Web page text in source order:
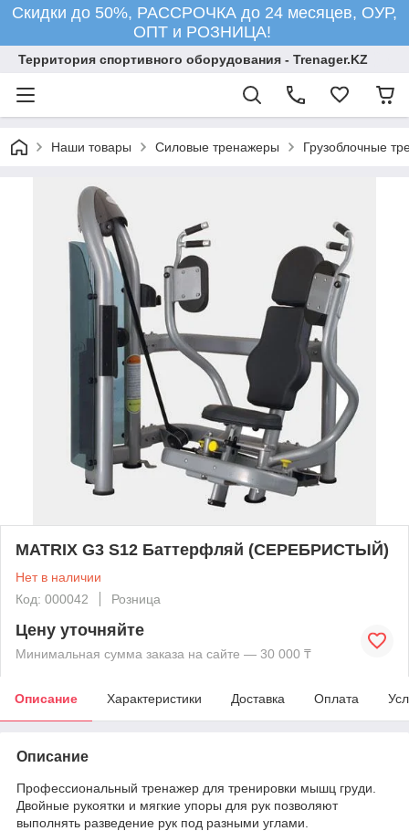
Скидки до 50%, РАССРОЧКА до 24 месяцев, ОУР,
ОПТ и РОЗНИЦА!
Территория спортивного оборудования - Trenager.KZ
Наши товары Силовые тренажеры Грузоблочные
MATRIX G3 S12 Баттерфляй (СЕРЕБРИСТЫЙ)
Нет в наличии
Код: 000042
Розница
Цену уточняйте
Минимальная сумма заказа на сайте — 30 000 ₸
Описание Характеристики Доставка Оплата
Описание
Профессиональный тренажер для тренировки мышц груди.
Двойные рукоятки и мягкие упоры для рук позволяют
выполнять разведение рук под разными углами.